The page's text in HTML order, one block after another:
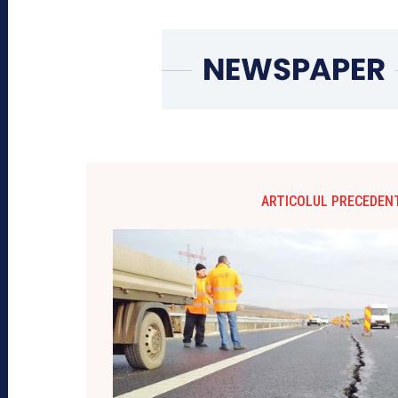
ARTICOLUL